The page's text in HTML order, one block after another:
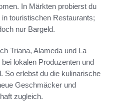
In Märkten probierst du
touristischen Restaurants;
nur Bargeld.
Triana, Alameda und La
lokalen Produzenten und
So erlebst du die kulinarische
Geschmäcker und
zugleich.